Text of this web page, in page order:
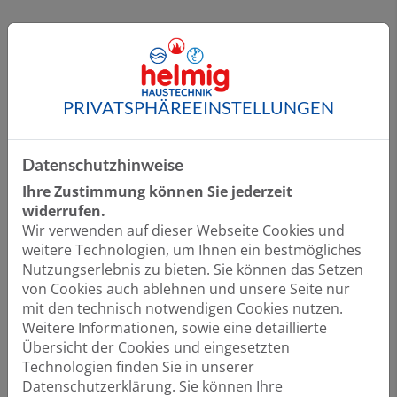
Individuelle Planung und Beratung
Wir planen Ihre Anlage basierend auf Ihren
Wünschen und Vorstellungen
Wir bieten umfassende Beratung bei
Nachrüstung und Neubau
Sie erhalten eine transparente
Kostenaufstellung ohne Überraschungen
Hohe Qualität und fachgerechte Ausführung
Wir verbauen ausschließlich hochwertige
Produkte führender Marken
PRIVATSPHÄRE­EINSTELLUNGEN
Datenschutzhinweise
Ihre Zustimmung können Sie jederzeit
widerrufen.
Wir verwenden auf dieser Webseite Cookies und
weitere Technologien, um Ihnen ein bestmögliches
Nutzungserlebnis zu bieten. Sie können das Setzen
von Cookies auch ablehnen und unsere Seite nur
mit den technisch notwendigen Cookies nutzen.
Weitere Informationen, sowie eine detaillierte
Übersicht der Cookies und eingesetzten
Technologien finden Sie in unserer
Datenschutzerklärung. Sie können Ihre